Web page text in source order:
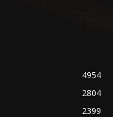
4954
2804
2399